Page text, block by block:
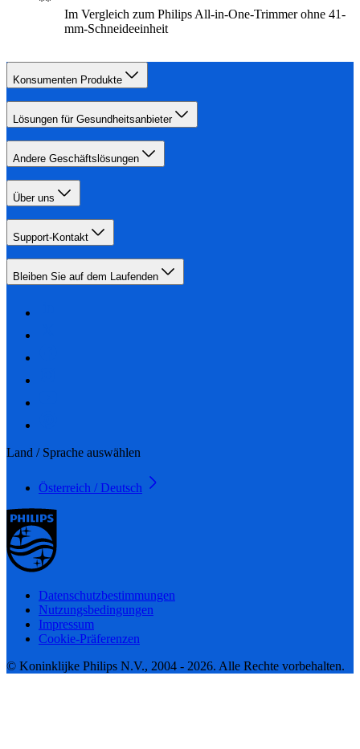
Im Vergleich zum Philips All-in-One-Trimmer ohne 41-
mm-Schneideeinheit
Konsumenten Produkte
Lösungen für Gesundheitsanbieter
Andere Geschäftslösungen
Über uns
Support-Kontakt
Bleiben Sie auf dem Laufenden
Land / Sprache auswählen
Österreich / Deutsch
Datenschutzbestimmungen
Nutzungsbedingungen
Impressum
Cookie-Präferenzen
© Koninklijke Philips N.V., 2004 - 2026. Alle Rechte vorbehalten.